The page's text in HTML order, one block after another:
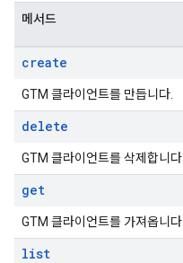
메서드
create
GTM 클라이언트를 만듭니다.
delete
GTM 클라이언트를 삭제합니다.
get
GTM 클라이언트를 가져옵니다.
list